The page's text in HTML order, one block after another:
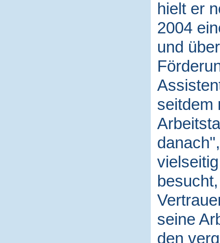
hielt er
2004
und
seitdem
seine
den